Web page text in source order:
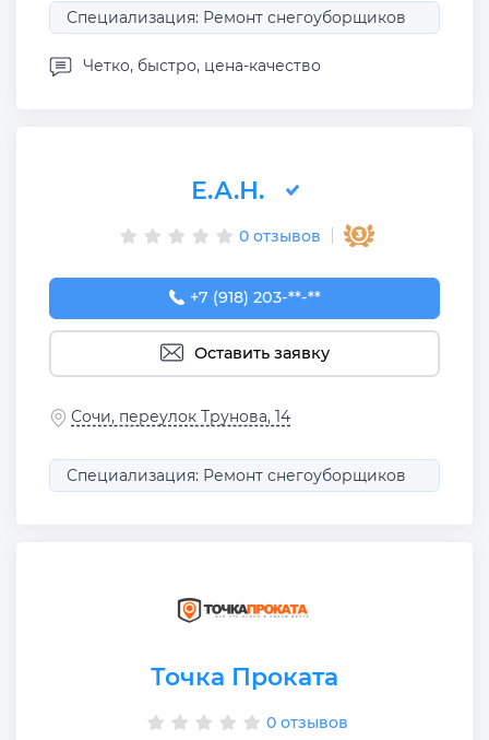
Специализация: Ремонт снегоуборщиков
Четко, быстро, цена-качество
Е.А.Н.
0 отзывов
+7 (918) 203-17-16
+7 (918) 203-**-**
Оставить заявку
Сочи, переулок Трунова, 14
Специализация: Ремонт снегоуборщиков
Точка Проката
0 отзывов